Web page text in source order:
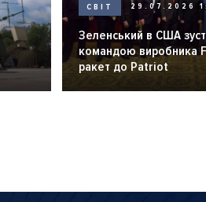
СВІТ 29.07.2026
Зеленський в США
командою виробника
ракет до Patriot